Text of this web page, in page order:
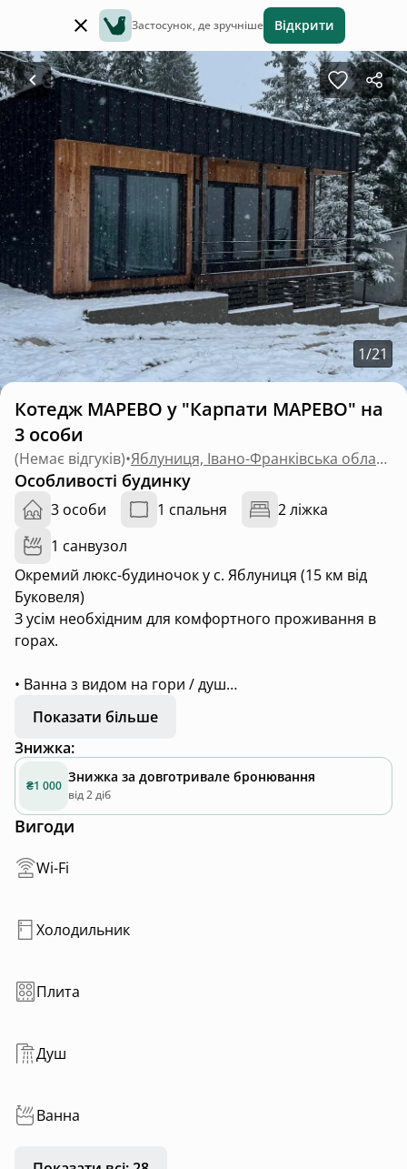
Застосунок, де зручніше Відкрити
1/21
Котедж МАРЕВО у "Карпати МАРЕВО" на
3 особи
(Немає відгуків)• Яблуниця, Івано-Франківська область
Особливості будинку
3 особи 1 спальня
2 ліжка
1 санвузол
Окремий люкс-будиночок у с. Яблуниця (15 км від
Буковеля)
З усім необхідним для комфортного проживання в
горах.
• Ванна з видом на гори / душ
• Кухня-мрія з усім приладдям
(плита, мікрохвильова, посуд)
• Кондиціонер
• Тепла підлога
• Розміщення 2+1
• Пральна машина
• Мангал
• Wi-Fi
🐶 Pet-friendly
Недавно відкрилися!
Показати більше
Знижка:
₴1 000
Знижка за довготривале бронювання
від 2 діб
Вигоди
Wi-Fi
Холодильник
Плита
Душ
Ванна